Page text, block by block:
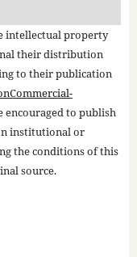
intellectual property
their distribution
to their publication
encouraged to publish
institutional or
the conditions of this
source.